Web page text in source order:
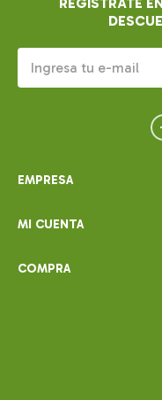
EMPRESA
MI CUENTA
COMPRA